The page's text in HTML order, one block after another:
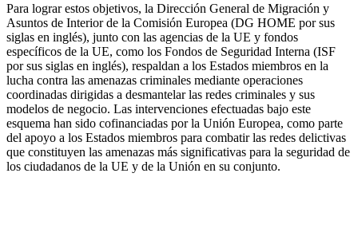
Para lograr estos objetivos, la Dirección General de Migración y
Asuntos de Interior de la Comisión Europea (DG HOME por sus
siglas en inglés), junto con las agencias de la UE y fondos
específicos de la UE, como los Fondos de Seguridad Interna (ISF
por sus siglas en inglés), respaldan a los Estados miembros en la
lucha contra las amenazas criminales mediante operaciones
coordinadas dirigidas a desmantelar las redes criminales y sus
modelos de negocio. Las intervenciones efectuadas bajo este
esquema han sido cofinanciadas por la Unión Europea, como parte
del apoyo a los Estados miembros para combatir las redes delictivas
que constituyen las amenazas más significativas para la seguridad de
los ciudadanos de la UE y de la Unión en su conjunto.